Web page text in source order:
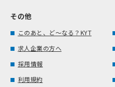
その他
このあと、ど～なる？KYT
求人企業の方へ
採用情報
利用規約